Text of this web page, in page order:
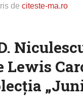
de citeste-ma.ro
Lewis